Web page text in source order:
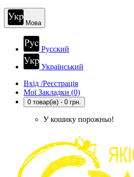
Мова
Русский
Український
Вхід /Реєстрація
Мої Закладки (0)
0 товар(ів) - 0 грн.
У кошику порожньо!